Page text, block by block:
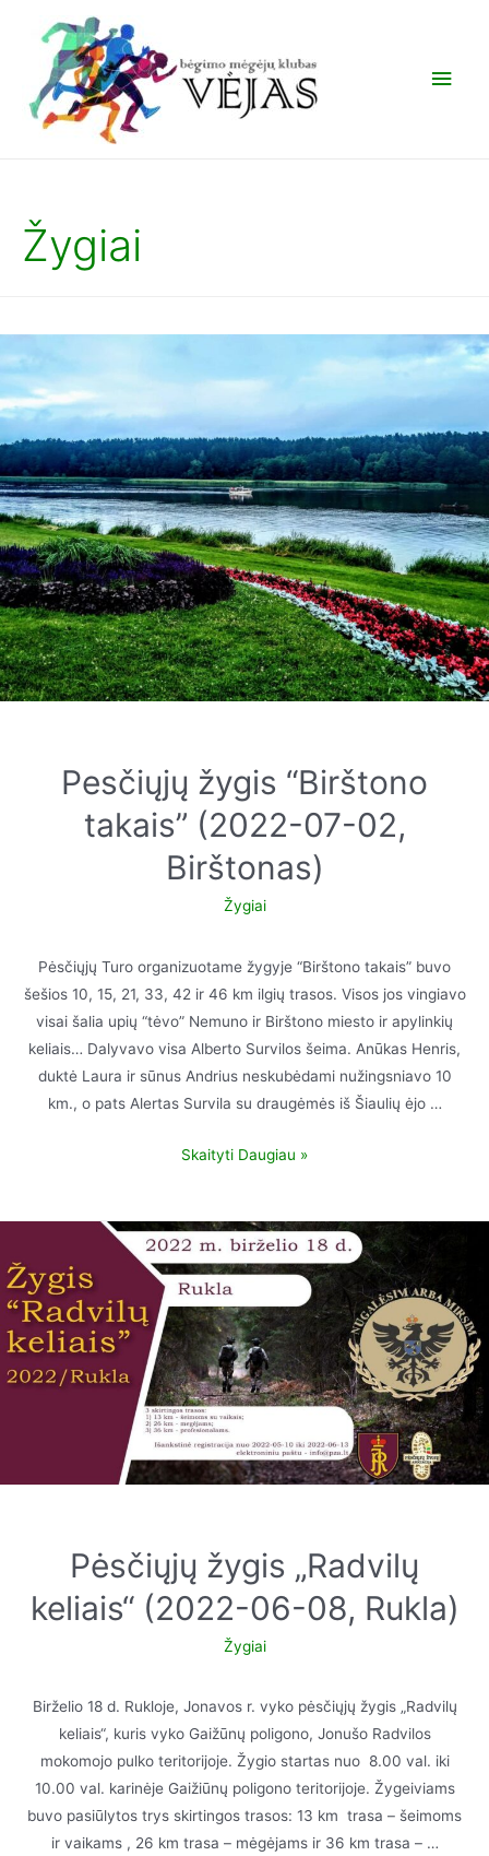
Žygiai
Pesčiųjų žygis “Birštono
takais” (2022-07-02,
Birštonas)
Žygiai
Pėsčiųjų Turo organizuotame žygyje “Birštono takais” buvo
šešios 10, 15, 21, 33, 42 ir 46 km ilgių trasos. Visos jos vingiavo
visai šalia upių “tėvo” Nemuno ir Birštono miesto ir apylinkių
keliais… Dalyvavo visa Alberto Survilos šeima. Anūkas Henris,
duktė Laura ir sūnus Andrius neskubėdami nužingsniavo 10
km., o pats Alertas Survila su draugėmės iš Šiaulių ėjo …
Skaityti Daugiau »
Pėsčiųjų žygis „Radvilų
keliais“ (2022-06-08, Rukla)
Žygiai
Birželio 18 d. Rukloje, Jonavos r. vyko pėsčiųjų žygis „Radvilų
keliais“, kuris vyko Gaižūnų poligono, Jonušo Radvilos
mokomojo pulko teritorijoje. Žygio startas nuo 8.00 val. iki
10.00 val. karinėje Gaižiūnų poligono teritorijoje. Žygeiviams
buvo pasiūlytos trys skirtingos trasos: 13 km trasa – šeimoms
ir vaikams , 26 km trasa – mėgėjams ir 36 km trasa – …